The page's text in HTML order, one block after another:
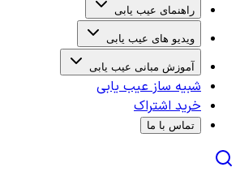
راهنمای عیب یابی
ویدیو های عیب یابی
آموزش مبانی عیب یابی
شبیه ساز عیب یابی
خرید اشتراک
تماس با ما